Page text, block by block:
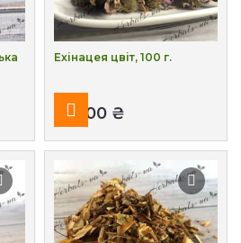
Ехінацея цвіт, 100 г.
₴